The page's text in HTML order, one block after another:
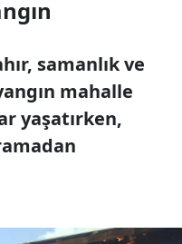
samanlık ve
mahalle
yaşatırken,